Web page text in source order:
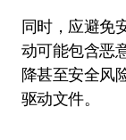
同时，应避免
动可能包含恶
降甚至安全风
驱动文件。